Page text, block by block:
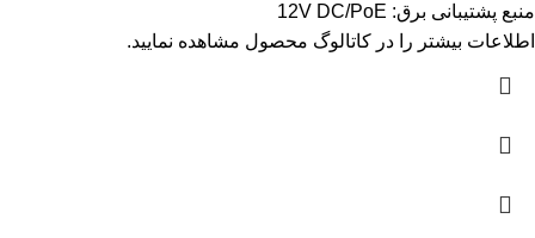
منبع پشتیبانی برق: 12V DC/PoE
اطلاعات بیشتر را در کاتالوگ محصول مشاهده نمایید.